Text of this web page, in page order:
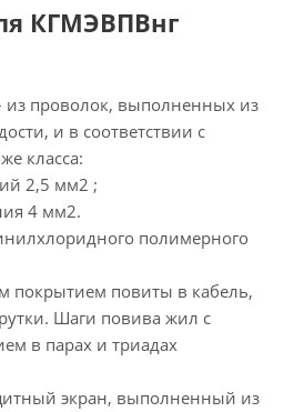
КГМЭВПВнг
из проволок, выполненных из
и в соответствии с
класса:
2,5 мм2 ;
4 мм2.
полимерного
повиты в кабель,
Шаги повива жил с
в парах и триадах
экран, выполненный из